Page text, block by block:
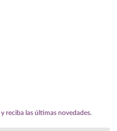
y reciba las últimas novedades.